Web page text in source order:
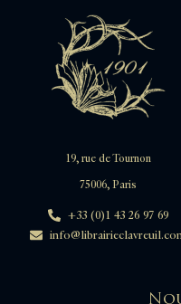
19, rue de Tournon
75006, Paris
+33 (0)1 43 26 97 69